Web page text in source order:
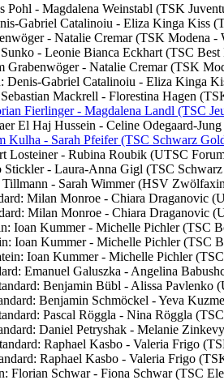
Pohl - Magdalena Weinstabl (TSK
Gabriel Catalinoiu - Eliza Kinga Kiss
- Natalie Cremar (TSK Modena -
- Leonie Bianca Eckhart (TSC Best
Grabenwöger - Natalie Cremar (TSK
Denis-Gabriel Catalinoiu - Eliza Kinga
Mackrell - Florestina Hagen
Fierlinger - Magdalena Landl (TSC
El Haj Hussein - Celine Odegaard-
Kulha - Sarah Pfeifer (TSC Schwarz
Losteiner - Rubina Roubik (UTSC
Stickler - Laura-Anna Gigl (TSC
- Sarah Wimmer (HSV
Milan Monroe - Chiara Draganovic
Milan Monroe - Chiara Draganovic
Ioan Kummer - Michelle Pichler (TSC
Ioan Kummer - Michelle Pichler (TSC
Ioan Kummer - Michelle Pichler
Emanuel Galuszka - Angelina
Benjamin Bübl - Alissa Pavlenko
Benjamin Schmöckel - Yeva
Pascal Röggla - Nina Röggla
Daniel Petryshak - Melanie
Raphael Kasbo - Valeria Frigo
Raphael Kasbo - Valeria Frigo
Florian Schwar - Fiona Schwar (TSC